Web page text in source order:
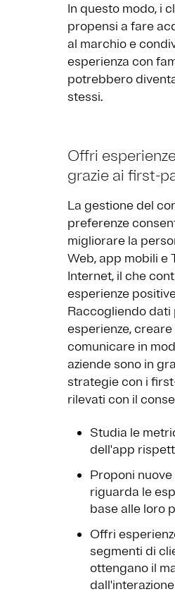
In questo modo, i
propensi a fare
al marchio e
esperienza con
potrebbero
stessi.
Offri
grazie ai first-
La gestione del
preferenze
migliorare la
Web, app mobili e
Internet, il che
esperienze
Raccogliendo dati
esperienze,
comunicare in
aziende sono in
strategie con i
rilevati con il
Studia le
dell'app
Proponi
riguarda le
base alle loro
Offri
segmenti di
ottengano il